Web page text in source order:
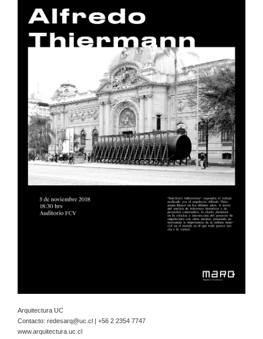
Arquitectura UC
Contacto: redesarq@uc.cl
| +56 2 2354 7747
www.arquitectura.uc.cl